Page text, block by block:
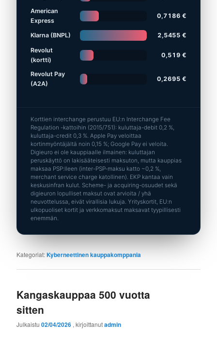
American
Express
0,7186 €
Klarna (BNPL) 2,5455 €
Revolut
(kortti)
0,519 €
Revolut Pay
(A2A)
0,2695 €
Korttien interchange perustuu EU:n Interchange Fee
Regulation -kattoihin (2015/751): kuluttaja-debit 0,2 %,
kuluttaja-credit 0,3 %. Apple Pay veloittaa
kortinmyöntäjältä noin 0,15 %; Google Pay ei veloita.
Digieuro ei ole kauppiaalle ilmainen: kuluttajan
peruskäyttö on lakisääteisesti maksuton, mutta kauppias
maksaa PSP:lleen (inter-PSP-maksu katto ~0,2 %,
merchant service charge katollinen). EKP kantaa vain
keskusinfran kulut. Scheme- ja acquiring-osuudet sekä
digieuron lopulliset maksut ovat arvioita / yhä
neuvottelussa, eivät virallisia lukuja. Yrityskortit, EU:n
ulkopuoliset kortit ja verkkomaksut maksavat tyypillisesti
enemmän.
Kategoriat:Kyberneettinen kauppakomppania
Kangaskauppaa 500 vuotta
sitten
Julkaistu02/04/2026 , kirjoittanutadmin